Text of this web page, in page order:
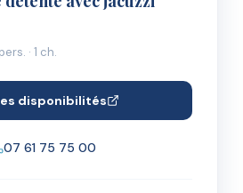
pers. · 1 ch.
disponibilités
07 61 75 75 00